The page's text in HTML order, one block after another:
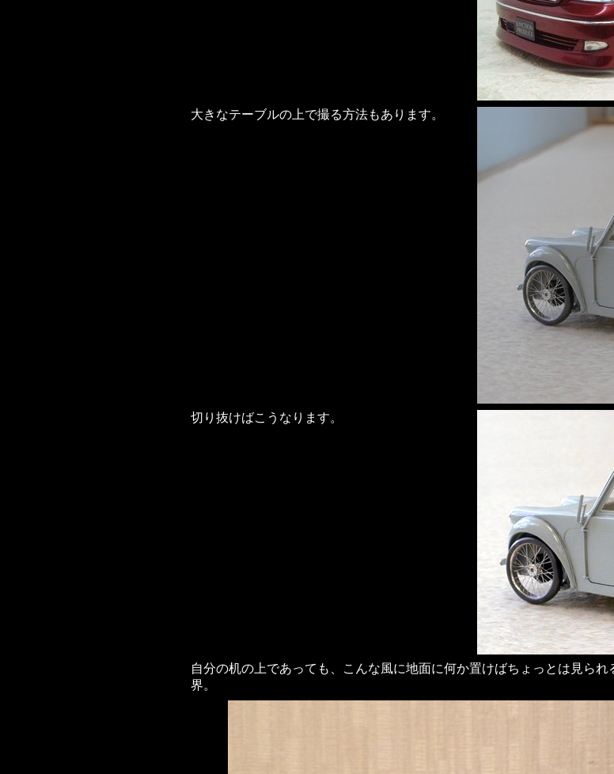
大きなテーブルの上で撮る方法もあります。
切り抜けばこうなります。
自分の机の上であっても、こんな風に地面に何か置けばちょっとは見ら
界。